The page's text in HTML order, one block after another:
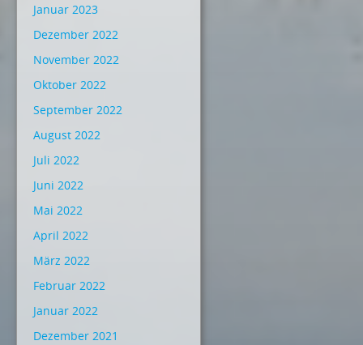
Januar 2023
Dezember 2022
November 2022
Oktober 2022
September 2022
August 2022
Juli 2022
Juni 2022
Mai 2022
April 2022
März 2022
Februar 2022
Januar 2022
Dezember 2021